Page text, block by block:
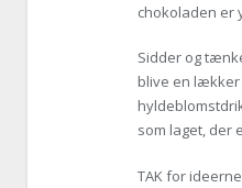
chokoladen er
Sidder og
blive en lækker
som laget, der
TAK for